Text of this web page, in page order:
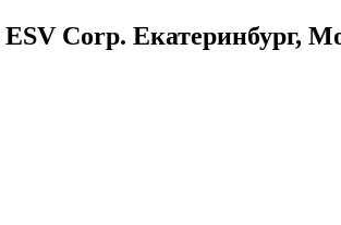
Corp. Екатеринбург,